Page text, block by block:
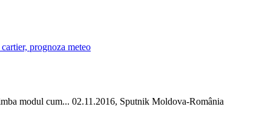
prognoza meteo
modul cum... 02.11.2016, Sputnik Moldova-România